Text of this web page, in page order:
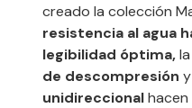
creado la colección
resistencia al agua
legibilidad óptima,la
de descompresión
unidireccionalhacen